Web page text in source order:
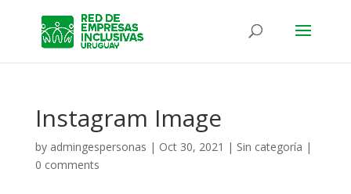
Instagram Image
by admingespersonas | Oct 30, 2021 | Sin categoría |
0 comments